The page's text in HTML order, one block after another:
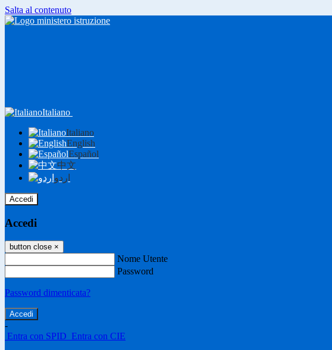
Salta al contenuto
Italiano
Italiano
English
Español
中文
اردو
Accedi
Accedi
button close ×
Nome Utente
Password
Password dimenticata?
-
Entra con SPID Entra con CIE